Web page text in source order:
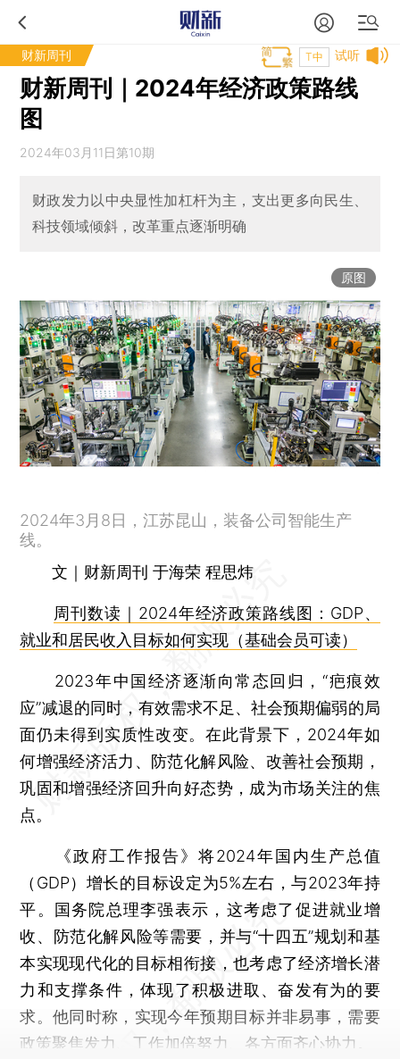
财新周刊 试听
T中
财新周刊｜2024年经济政策路线
图
2024年03月11日第10期
财政发力以中央显性加杠杆为主，支出更多向民生、
科技领域倾斜，改革重点逐渐明确
原图
2024年3月8日，江苏昆山，装备公司智能生产
线。
文｜财新周刊 于海荣 程思炜
周刊数读｜2024年经济政策路线图：GDP、
就业和居民收入目标如何实现（基础会员可读）
2023年中国经济逐渐向常态回归，“疤痕效
应”减退的同时，有效需求不足、社会预期偏弱的局
面仍未得到实质性改变。在此背景下，2024年如
何增强经济活力、防范化解风险、改善社会预期，
巩固和增强经济回升向好态势，成为市场关注的焦
点。
《政府工作报告》将2024年国内生产总值
（GDP）增长的目标设定为5%左右，与2023年持
平。国务院总理李强表示，这考虑了促进就业增
收、防范化解风险等需要，并与“十四五”规划和基
本实现现代化的目标相衔接，也考虑了经济增长潜
力和支撑条件，体现了积极进取、奋发有为的要
求。他同时称，实现今年预期目标并非易事，需要
政策聚焦发力、工作加倍努力、各方面齐心协力。